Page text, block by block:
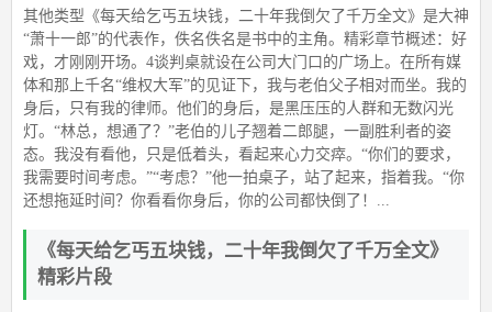
其他类型《每天给乞丐五块钱，二十年我倒欠了千万全文》是大神
“萧十一郎”的代表作，佚名佚名是书中的主角。精彩章节概述：好
戏，才刚刚开场。4谈判桌就设在公司大门口的广场上。在所有媒
体和那上千名“维权大军”的见证下，我与老伯父子相对而坐。我的
身后，只有我的律师。他们的身后，是黑压压的人群和无数闪光
灯。“林总，想通了？”老伯的儿子翘着二郎腿，一副胜利者的姿
态。我没有看他，只是低着头，看起来心力交瘁。“你们的要求，
我需要时间考虑。”“考虑？”他一拍桌子，站了起来，指着我。“你
还想拖延时间？你看看你身后，你的公司都快倒了！...
《每天给乞丐五块钱，二十年我倒欠了千万全文》
精彩片段